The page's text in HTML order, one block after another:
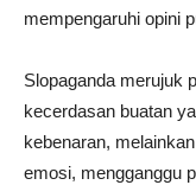
mempengaruhi opini
Slopaganda merujuk
kecerdasan buatan
kebenaran,
emosi, mengganggu